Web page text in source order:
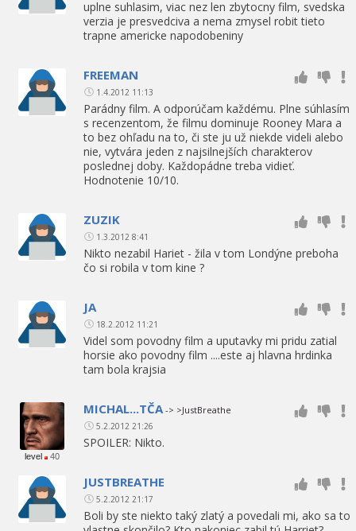
uplne suhlasim, viac nez len zbytocny film, svedska
verzia je presvedciva a nema zmysel robit tieto
trapne americke napodobeniny
FREEMAN
1.4.2012 11:13
Parádny film. A odporúčam každému. Plne súhlasím
s recenzentom, že filmu dominuje Rooney Mara a
to bez ohľadu na to, či ste ju už niekde videli alebo
nie, vytvára jeden z najsilnejších charakterov
poslednej doby. Každopádne treba vidieť.
Hodnotenie 10/10.
ZUZIK
1.3.2012 8:41
Nikto nezabil Hariet - žila v tom Londýne preboha
čo si robila v tom kine ?
JA
18.2.2012 11:21
Videl som povodny film a uputavky mi pridu zatial
horsie ako povodny film ....este aj hlavna hrdinka
tam bola krajsia
level 40
MICHAL...TČA -> >JustBreathe
5.2.2012 21:26
SPOILER: Nikto.
JUSTBREATHE
5.2.2012 21:17
Boli by ste niekto taký zlatý a povedali mi, ako sa to